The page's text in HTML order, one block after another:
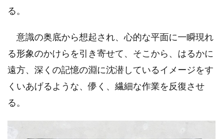
る。
意識の奥底から想起され、心的な平面に一瞬現れ
る形象のかけらを引き寄せて、そこから、はるかに
遠方、深くの記憶の淵に沈潜しているイメージをす
くいあげるような、儚く、繊細な作業を反復させ
る。